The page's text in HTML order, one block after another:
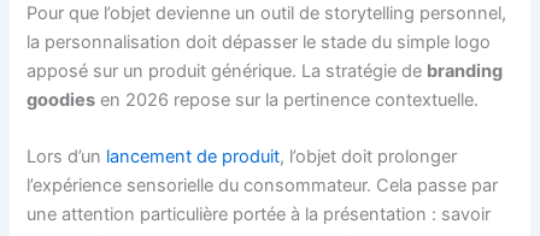
Pour que l’objet devienne un outil de storytelling personnel,
la personnalisation doit dépasser le stade du simple logo
apposé sur un produit générique. La stratégie de branding
goodies en 2026 repose sur la pertinence contextuelle.
Lors d’un lancement de produit, l’objet doit prolonger
l’expérience sensorielle du consommateur. Cela passe par
une attention particulière portée à la présentation : savoir